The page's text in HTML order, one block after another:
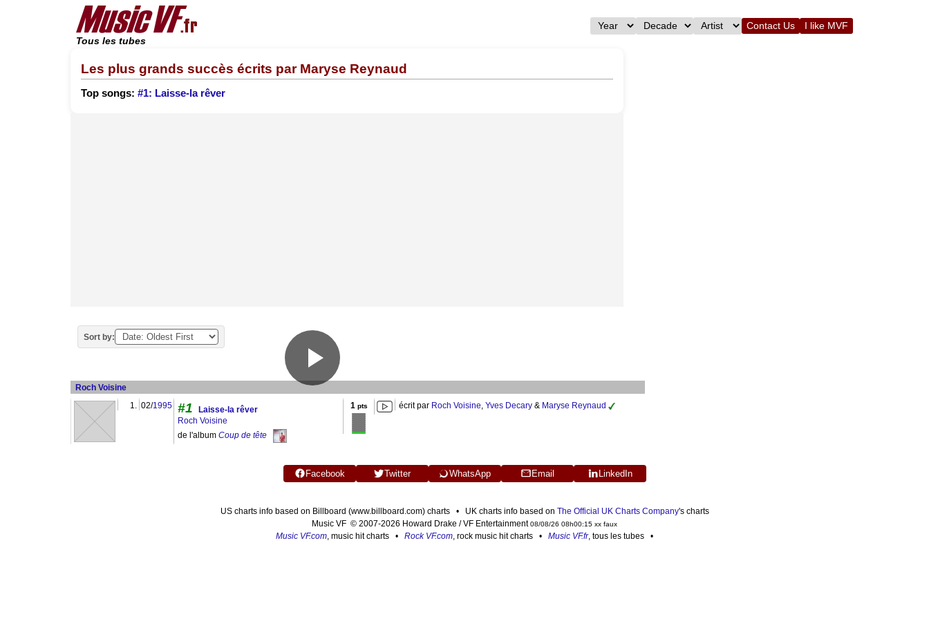
Tous les tubes
Contact Us I like MVF
Les plus grands succès écrits par Maryse Reynaud
Top songs: #1: Laisse-la rêver
Sort by:
Roch Voisine
1. 02/1995 #1
Laisse-la rêver
Roch Voisine
de l'album Coup de tête
1 pts écrit par Roch Voisine, Yves Decary & Maryse Reynaud
Facebook Twitter WhatsApp Email LinkedIn
US charts info based on Billboard (www.billboard.com) charts • UK charts info based on The Official UK Charts Company's charts
Music VF © 2007-2026 Howard Drake / VF Entertainment08/08/26 08h00:15 xx faux
Music VF.com, music hit charts • Rock VF.com, rock music hit charts • Music VF.fr, tous les tubes •